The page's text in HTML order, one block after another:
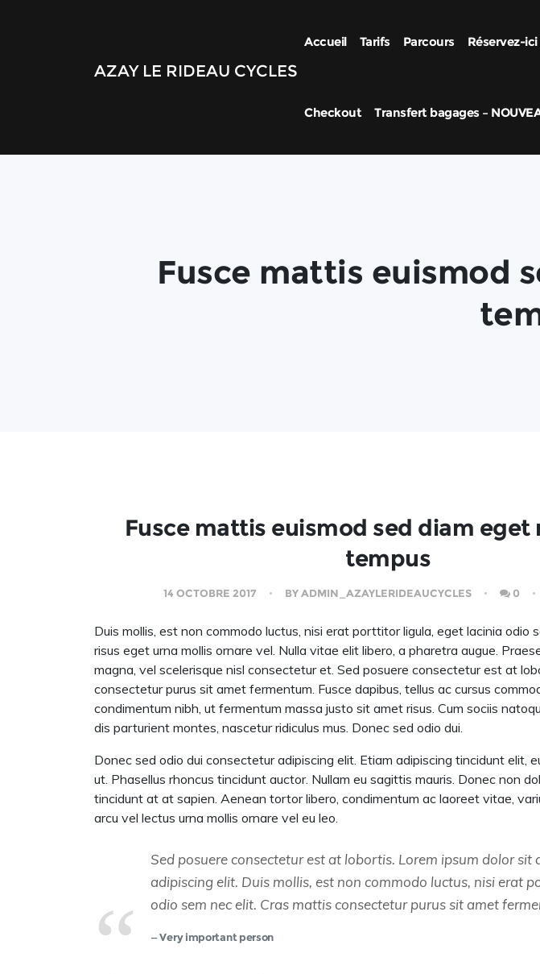
AZAY LE RIDEAU CYCLES
Accueil Tarifs Parcours Réservez-ici
Checkout Transfert bagages –
Fusce mattis euismod
Fusce mattis euismod sed diam eget
tempus
14 OCTOBRE 2017 BYADMIN_AZAYLERIDEAUCYCLES 0
Duis mollis, est non commodo luctus, nisi erat porttitor ligula, eget lacinia odio
risus eget urna mollis ornare vel. Nulla vitae elit libero, a pharetra augue.
magna, vel scelerisque nisl consectetur et. Sed posuere consectetur est at
consectetur purus sit amet fermentum. Fusce dapibus, tellus ac cursus
condimentum nibh, ut fermentum massa justo sit amet risus. Cum sociis
dis parturient montes, nascetur ridiculus mus. Donec sed odio dui.
Donec sed odio dui consectetur adipiscing elit. Etiam adipiscing tincidunt elit,
ut. Phasellus rhoncus tincidunt auctor. Nullam eu sagittis mauris. Donec non
tincidunt at at sapien. Aenean tortor libero, condimentum ac laoreet vitae,
arcu vel lectus urna mollis ornare vel eu leo.
Sed posuere consectetur est at lobortis. Lorem ipsum dolor sit
adipiscing elit. Duis mollis, est non commodo luctus, nisi erat
odio sem nec elit. Cras mattis consectetur purus sit amet
Very important person